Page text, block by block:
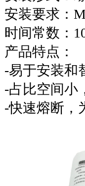
安装要求：
时间常数：
产品特点：
-易于安装和
-占比空间小
-快速熔断，